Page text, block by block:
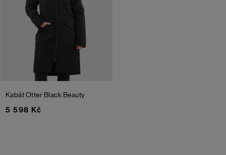
Kabát Otter Black Beauty
5 598 Kč